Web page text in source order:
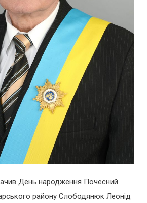
День народження Почесний
району Слободянюк Леонід